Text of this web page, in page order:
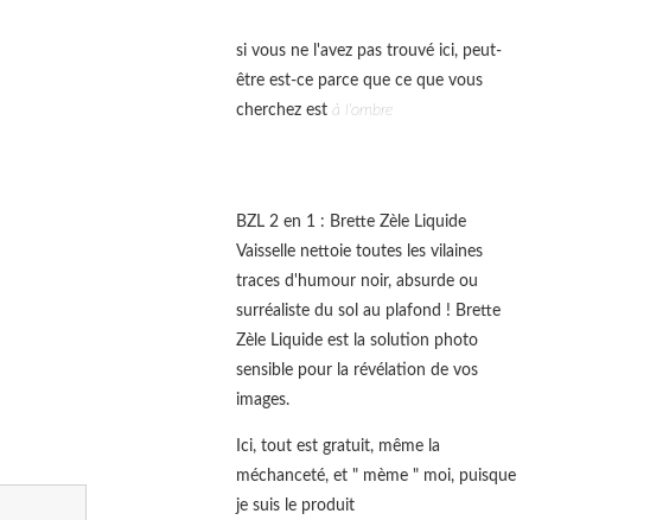
si vous ne l'avez pas trouvé ici, peut-
être est-ce parce que ce que vous
cherchez està l'ombre
BZL 2 en 1 : Brette Zèle Liquide
Vaisselle nettoie toutes les vilaines
traces d'humour noir, absurde ou
surréaliste du sol au plafond ! Brette
Zèle Liquide est la solution photo
sensible pour la révélation de vos
images.
Ici, tout est gratuit, même la
méchanceté, et " mème " moi, puisque
je suis le produit